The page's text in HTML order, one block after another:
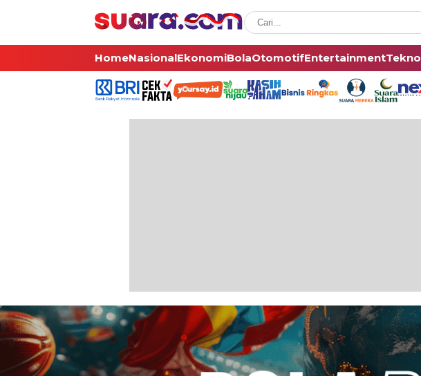
HomeNasionalEkonomiBolaOtomotifEntertainmentTekno